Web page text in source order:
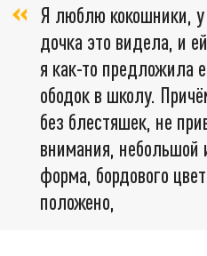
Я люблю кокошники, у
дочка это видела, и
я как-то предложила
ободок в школу.
без блестяшек, не
внимания, небольшой
форма, бордового
положено,